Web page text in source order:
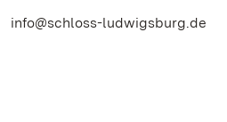
info@schloss-ludwigsburg.de